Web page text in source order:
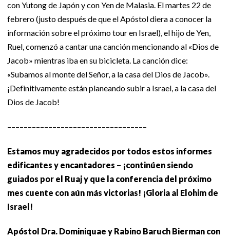
con Yutong de Japón y con Yen de Malasia. El martes 22 de
febrero (justo después de que el Apóstol diera a conocer la
información sobre el próximo tour en Israel), el hijo de Yen,
Ruel, comenzó a cantar una canción mencionando al «Dios de
Jacob» mientras iba en su bicicleta. La canción dice:
«Subamos al monte del Señor, a la casa del Dios de Jacob».
¡Definitivamente están planeando subir a Israel, a la casa del
Dios de Jacob!
––––––––––––––––––––––––––––––––––
Estamos muy agradecidos por todos estos informes
edificantes y encantadores – ¡continúen siendo
guiados por el Ruaj y que la conferencia del próximo
mes cuente con aún más victorias! ¡Gloria al Elohim de
Israel!
Apóstol Dra. Dominiquae y Rabino Baruch Bierman con